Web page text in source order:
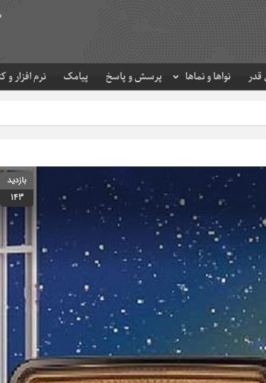
نواها و نماها پرسش و پاسخ پیامک نرم افزار و
حرم مطهر امام رضا
بازدید
143